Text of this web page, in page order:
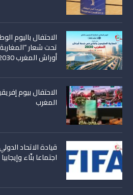
الاحتفال باليوم
تحت شعار
أوراش المغرب 2030”
الاحتفال بيوم
المغرب
قيادة الاتحاد
اجتماعا بنّاء